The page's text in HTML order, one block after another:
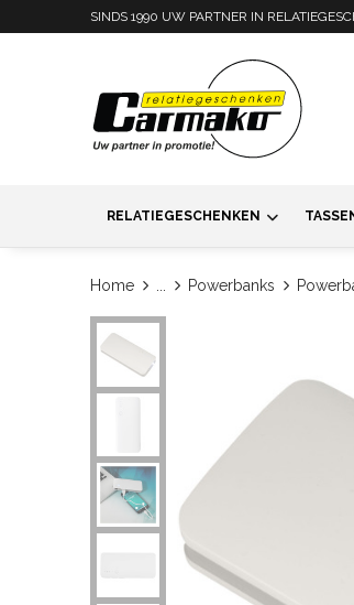
SINDS 1990 UW PARTNER IN
RELATIEGESCHENKEN
Home Powerbanks